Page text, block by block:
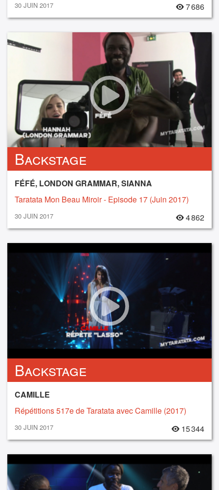
30 JUIN 2017 7 686
Backstage
FÉFÉ, LONDON GRAMMAR, SIANNA
Taratata Mon Beau Miroir - Episode 17 (Juin 2017)
30 JUIN 2017 4 862
Backstage
CAMILLE
Répétitions 517e de Taratata avec Camille (2017)
30 JUIN 2017 15 344